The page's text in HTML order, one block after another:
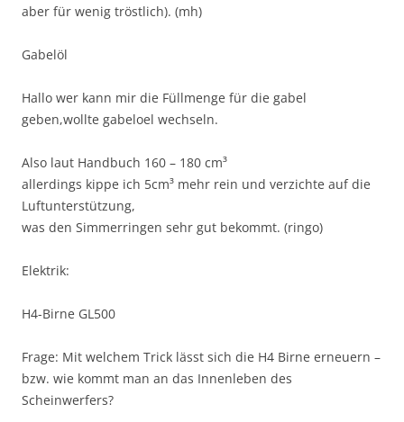
aber für wenig tröstlich). (mh)
Gabelöl
Hallo wer kann mir die Füllmenge für die gabel
geben,wollte gabeloel wechseln.
Also laut Handbuch 160 – 180 cm³
allerdings kippe ich 5cm³ mehr rein und verzichte auf die
Luftunterstützung,
was den Simmerringen sehr gut bekommt. (ringo)
Elektrik:
H4-Birne GL500
Frage: Mit welchem Trick lässt sich die H4 Birne erneuern –
bzw. wie kommt man an das Innenleben des
Scheinwerfers?